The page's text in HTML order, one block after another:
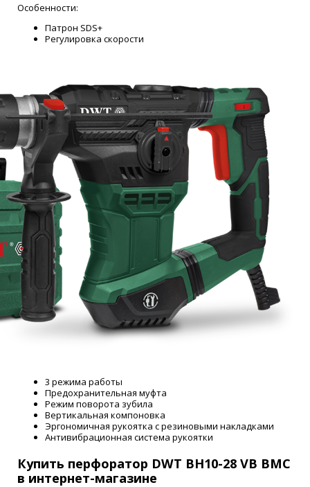
Особенности:
Патрон SDS+
Регулировка скорости
3 режима работы
Предохранительная муфта
Режим поворота зубила
Вертикальная компоновка
Эргономичная рукоятка с резиновыми накладками
Антивибрационная система рукоятки
Купить перфоратор DWT BH10-28 VB BMC
в интернет-магазине